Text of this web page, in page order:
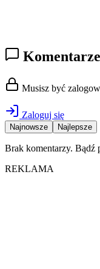
Komentarze
Musisz być
Zaloguj się
Najnowsze Najlepsze
Brak komentarzy. Bądź
REKLAMA